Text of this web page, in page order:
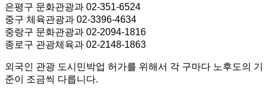
은평구 문화관광과 02-351-6524
중구 체육관광과 02-3396-4634
중랑구 문화관광과 02-2094-1816
종로구 관광체육과 02-2148-1863
외국인 관광 도시민박업 허가를 위해서 각 구마다 노후도의 기
준이 조금씩 다릅니다.